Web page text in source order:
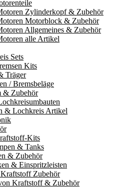
Zylinderkopf & Zubehör
Motorblock & Zubehör
Allgemeines & Zubehör
alle Artikel
Sets
Kits
Träger
/ Bremsbeläge
& Zubehör
& Lochkreis Artikel
Kits
& Tanks
& Zubehör
& Einspritzleisten
Zubehör
Kraftstoff & Zubehör